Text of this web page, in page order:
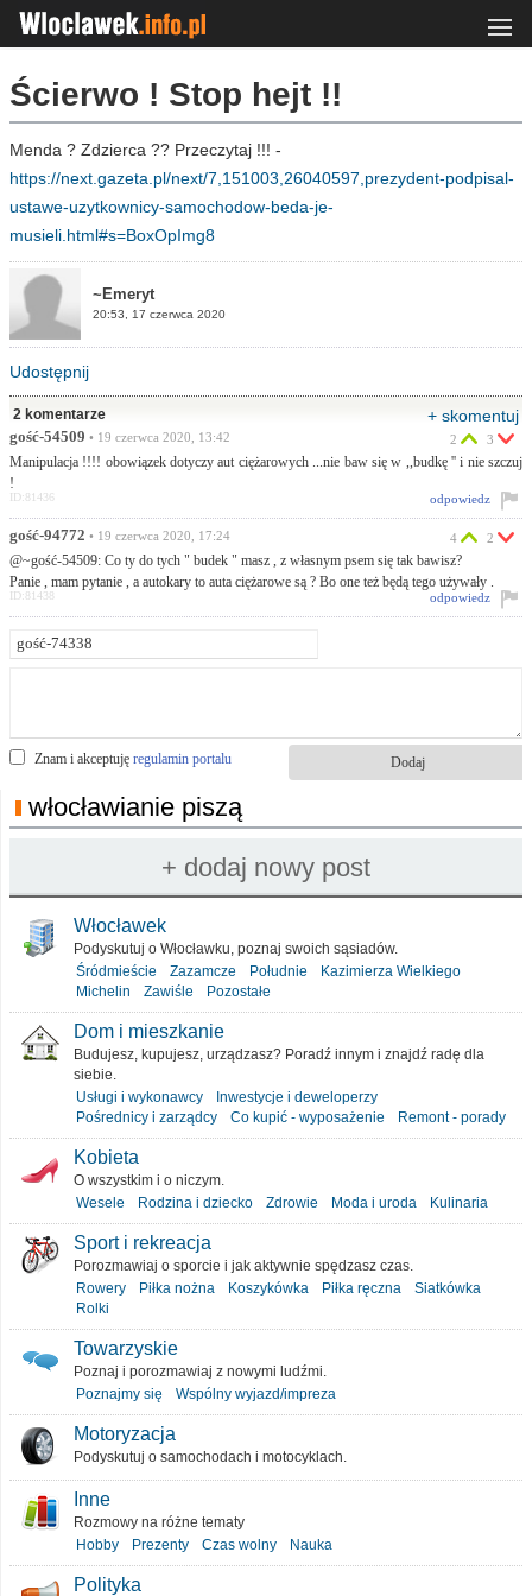
Ścierwo ! Stop hejt !!
Menda ? Zdzierca ?? Przeczytaj !!! -
https://next.gazeta.pl/next/7,151003,26040597,prezydent-podpisal-
ustawe-uzytkownicy-samochodow-beda-je-
musieli.html#s=BoxOpImg8
~Emeryt
20:53, 17 czerwca 2020
Udostępnij
2 komentarze + skomentuj
gość-54509 • 19 czerwca 2020, 13:42
Manipulacja !!!! obowiązek dotyczy aut ciężarowych ...nie baw się w ,,budkę '' i nie szczuj
!
2 3
odpowiedz
ID:81436
gość-94772 • 19 czerwca 2020, 17:24
@~gość-54509: Co ty do tych " budek " masz , z własnym psem się tak bawisz?
Panie , mam pytanie , a autokary to auta ciężarowe są ? Bo one też będą tego używały .
4 2
odpowiedz
ID:81438
Znam i akceptuję regulamin portalu
włocławianie piszą
Włocławek
Podyskutuj o Włocławku, poznaj swoich sąsiadów.
Śródmieście
Zazamcze Południe
Kazimierza Wielkiego
Michelin
Zawiśle Pozostałe
Dom i mieszkanie
Budujesz, kupujesz, urządzasz? Poradź innym i znajdź radę dla
siebie.
Usługi i wykonawcy
Inwestycje i deweloperzy
Pośrednicy i zarządcy
Co kupić - wyposażenie Remont - porady
Kobieta
O wszystkim i o niczym.
Wesele
Rodzina i dziecko Zdrowie Moda i uroda Kulinaria
Sport i rekreacja
Porozmawiaj o sporcie i jak aktywnie spędzasz czas.
Rowery
Piłka nożna Koszykówka Piłka ręczna
Siatkówka
Rolki
Towarzyskie
Poznaj i porozmawiaj z nowymi ludźmi.
Poznajmy się
Wspólny wyjazd/impreza
Motoryzacja
Podyskutuj o samochodach i motocyklach.
Inne
Rozmowy na różne tematy
Hobby
Prezenty Czas wolny Nauka
Polityka